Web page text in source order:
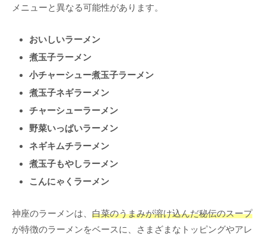
メニューと異なる可能性があります。
おいしいラーメン
煮玉子ラーメン
小チャーシュー煮玉子ラーメン
煮玉子ネギラーメン
チャーシューラーメン
野菜いっぱいラーメン
ネギキムチラーメン
煮玉子もやしラーメン
こんにゃくラーメン
神座のラーメンは、 白菜のうまみが溶け込んだ秘伝のスープ
が特徴のラーメンをベースに、さまざまなトッピングやアレ